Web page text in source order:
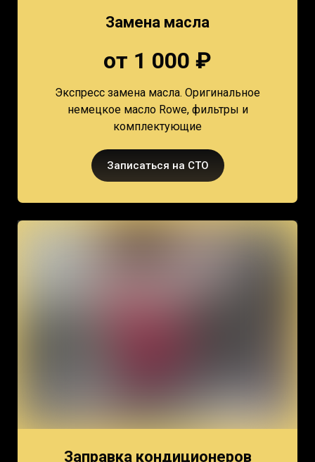
Замена масла
от 1 000 ₽
Экспресс замена масла. Оригинальное
немецкое масло Rowe, фильтры и
комплектующие
Записаться на СТО
Заправка кондиционеров